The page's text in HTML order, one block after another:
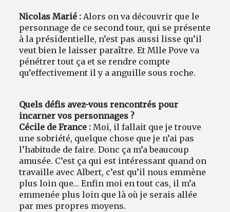
Nicolas Marié : Alors on va découvrir que le
personnage de ce second tour, qui se présente
à la présidentielle, n’est pas aussi lisse qu’il
veut bien le laisser paraître. Et Mlle Pove va
pénétrer tout ça et se rendre compte
qu’effectivement il y a anguille sous roche.
Quels défis avez-vous rencontrés pour
incarner vos personnages ?
Cécile de France : Moi, il fallait que je trouve
une sobriété, quelque chose que je n’ai pas
l’habitude de faire. Donc ça m’a beaucoup
amusée. C’est ça qui est intéressant quand on
travaille avec Albert, c’est qu’il nous emmène
plus loin que… Enfin moi en tout cas, il m’a
emmenée plus loin que là où je serais allée
par mes propres moyens.